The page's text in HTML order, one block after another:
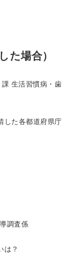
た場合）
生活習慣病・歯
した各都道府県庁
調査係
は？